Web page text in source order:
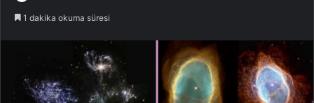
1 dakika okuma süresi